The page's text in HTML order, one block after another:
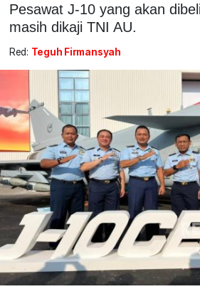
Pesawat J-10 yang akan
masih dikaji TNI AU.
Red: Teguh Firmansyah